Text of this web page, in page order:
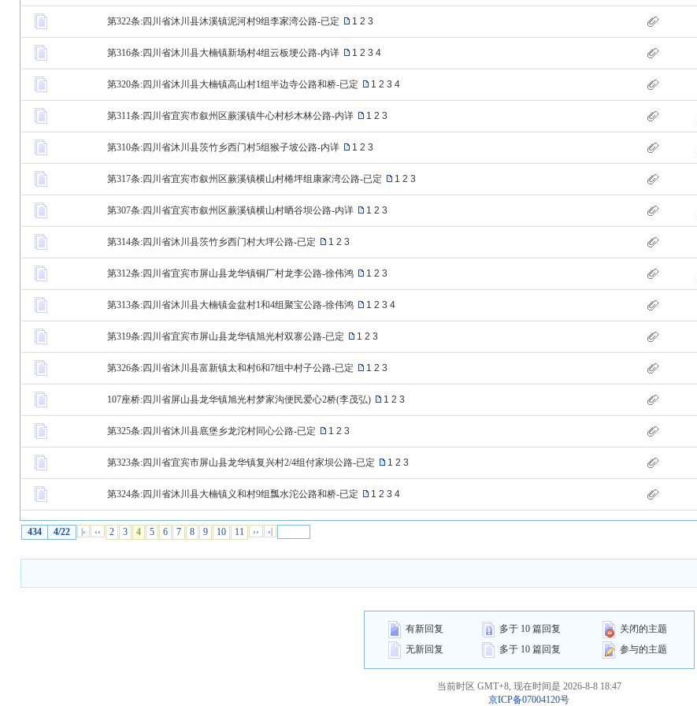
第322条:四川省沐川县沐溪镇泥河村9组李家湾公路-已定 1 2 3
第316条:四川省沐川县大楠镇新场村4组云板埂公路-内详 1 2 3 4
第320条:四川省沐川县大楠镇高山村1组半边寺公路和桥-已定 1 2 3 4
第311条:四川省宜宾市叙州区蕨溪镇牛心村杉木林公路-内详 1 2 3
第310条:四川省沐川县茨竹乡西门村5组猴子坡公路-内详 1 2 3
第317条:四川省宜宾市叙州区蕨溪镇横山村棬坪组康家湾公路-已定 1 2 3
第307条:四川省宜宾市叙州区蕨溪镇横山村晒谷坝公路-内详 1 2 3
第314条:四川省沐川县茨竹乡西门村大坪公路-已定 1 2 3
第312条:四川省宜宾市屏山县龙华镇铜厂村龙李公路-徐伟鸿 1 2 3
第313条:四川省沐川县大楠镇金盆村1和4组聚宝公路-徐伟鸿 1 2 3 4
第319条:四川省宜宾市屏山县龙华镇旭光村双寨公路-已定 1 2 3
第326条:四川省沐川县富新镇太和村6和7组中村子公路-已定 1 2 3
107座桥:四川省屏山县龙华镇旭光村梦家沟便民爱心2桥(李茂弘) 1 2 3
第325条:四川省沐川县底堡乡龙沱村同心公路-已定 1 2 3
第323条:四川省宜宾市屏山县龙华镇复兴村2/4组付家坝公路-已定 1 2 3
第324条:四川省沐川县大楠镇义和村9组瓢水沱公路和桥-已定 1 2 3 4
434 4/22 |‹ ‹‹ 2 3 4 5 6 7 8 9 10 11 ›› ›|
有新回复 多于 10 篇回复
关闭的主题
无新回复
多于 10 篇回复 参与的主题
当前时区 GMT+8, 现在时间是 2026-8-8 18:47
京ICP备07004120号